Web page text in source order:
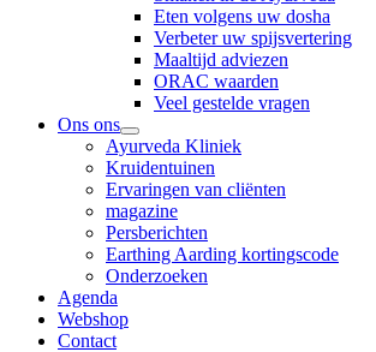
Eten volgens uw dosha
Verbeter uw spijsvertering
Maaltijd adviezen
ORAC waarden
Veel gestelde vragen
Ons ons
Ayurveda Kliniek
Kruidentuinen
Ervaringen van cliënten
magazine
Persberichten
Earthing Aarding kortingscode
Onderzoeken
Agenda
Webshop
Contact